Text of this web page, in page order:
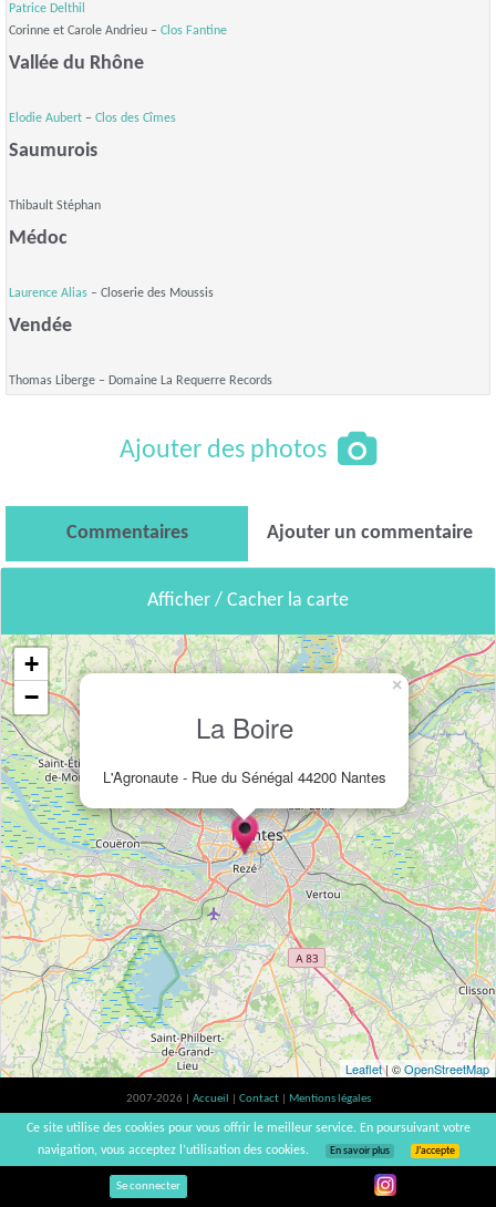
Patrice Delthil
Corinne et Carole Andrieu – Clos Fantine
Vallée du Rhône
Elodie Aubert – Clos des Cîmes
Saumurois
Thibault Stéphan
Médoc
Laurence Alias – Closerie des Moussis
Vendée
Thomas Liberge – Domaine La Requerre Records
Ajouter des photos
Commentaires Ajouter un commentaire
Afficher / Cacher la carte
La Boire
L'Agronaute - Rue du Sénégal 44200 Nantes
×
+
−
Leaflet| ©OpenStreetMap
2007-2026 | Accueil Contact
Mentions légales
L'abus d'alcool est dangereux pour la santé, à consommer avec modération. |
vinsnaturels | v3.12
Se connecter
Ce site utilise des cookies pour vous offrir le meilleur service. En poursuivant votre
navigation, vous acceptez l’utilisation des cookies.
En savoir plus J’accepte